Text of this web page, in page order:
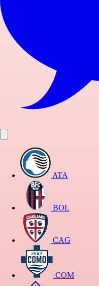
ATA
BOL
CAG
COM